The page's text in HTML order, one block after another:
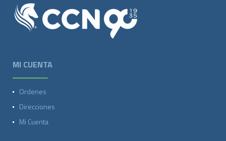
MI CUENTA
Ordenes
Direcciones
Mi Cuenta